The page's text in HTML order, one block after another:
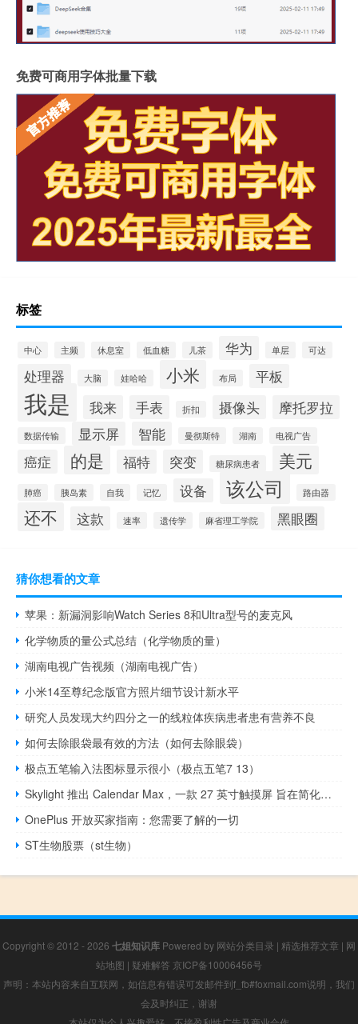
免费可商用字体批量下载
标签
中心 主频 休息室 低血糖 儿茶 华为 单层 可达
处理器 大脑 娃哈哈 小米 布局 平板
我是 我来 手表 折扣 摄像头 摩托罗拉
数据传输 显示屏 智能 曼彻斯特 湖南 电视广告
癌症 的是 福特 突变 糖尿病患者 美元
肺癌 胰岛素 自我 记忆 设备 该公司 路由器
还不 这款 速率 遗传学 麻省理工学院 黑眼圈
猜你想看的文章
苹果：新漏洞影响Watch Series 8和Ultra型号的麦克风
化学物质的量公式总结（化学物质的量）
湖南电视广告视频（湖南电视广告）
小米14至尊纪念版官方照片细节设计新水平
研究人员发现大约四分之一的线粒体疾病患者患有营养不良
如何去除眼袋最有效的方法（如何去除眼袋）
极点五笔输入法图标显示很小（极点五笔7 13）
Skylight 推出 Calendar Max，一款 27 英寸触摸屏 旨在简化家居生活
OnePlus 开放买家指南：您需要了解的一切
ST生物股票（st生物）
Copyright © 2012 - 2026 七姐知识库 Powered by 网站分类目录 | 精选推荐文章 | 网
站地图 | 疑难解答 京ICP备10006456号
声明：本站内容来自互联网，如信息有错误可发邮件到f_fb#foxmail.com说明，我们
会及时纠正，谢谢